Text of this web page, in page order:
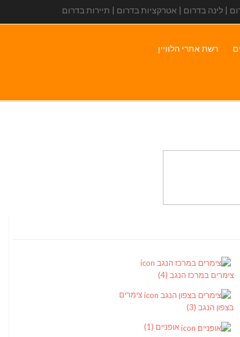
| לינה בדרום | אטרקציות בדרום | תיירות בדרום
רשת אתרי הלוויין
צימרים במרכז הנגב (4)
צימרים
בצפון הנגב (3)
אופניים (1)